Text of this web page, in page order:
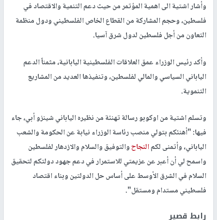
وأشار اشتية الى اهمية المؤتمر من حيث دعم التنمية والاقتصاد في
فلسطين، وحجم المشاركة من القطاع الخاص الفلسطيني ودول منظمة
التعاون من أجل فلسطين لدول شرق آسيا.
وأكد رئيس الوزراء عمق العلاقات الفلسطينية اليابانية، مثمناً الدعم
الياباني السياسي والمالي لفلسطين، وتنفيذها العديد من المشاريع
التنموية.
وتسلم اشتية من اوكوبو رسالة تهنئة من نظيره الياباني شينزو أبي، جاء
فيها: "أهنئكم بتولي منصب رئاسة الوزراء نيابة عن الحكومة والشعب
الياباني، وأتمنى لكمالنجاحوالتوفيق والسلام والازدهار لفلسطين
واسمح لي أن أعبر عن عزيمتي للاستمرار في دعم جهود دولتكم لتحقيق
السلام في الشرق الأوسط على أساس حل الدولتين وبناء اقتصاد
فلسطيني مستدام ومستقل".
رابط قصير